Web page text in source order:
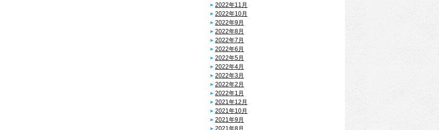
2022年11月
2022年10月
2022年9月
2022年8月
2022年7月
2022年6月
2022年5月
2022年4月
2022年3月
2022年2月
2022年1月
2021年12月
2021年10月
2021年9月
2021年8月